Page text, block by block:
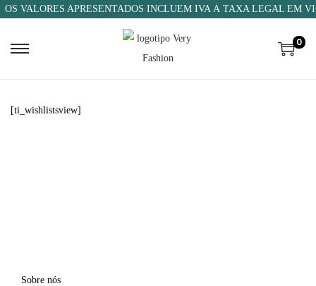
OS VALORES APRESENTADOS INCLUEM IVA À TAXA LEGAL EM
0
[ti_wishlistsview]
Sobre nós